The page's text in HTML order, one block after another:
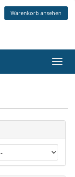
Warenkorb ansehen
ein-/